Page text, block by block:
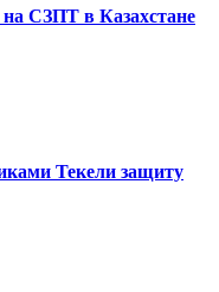
СЗПТ в Казахстане
Текели защиту